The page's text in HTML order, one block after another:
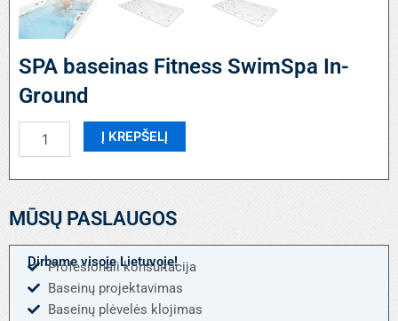
SPA baseinas Fitness SwimSpa In-
Ground
kiekis:
baseinas
SwimSpa
Ground
Į KREPŠELĮ
MŪSŲ PASLAUGOS
Dirbame visoje Lietuvoje!
Profesionali konsultacija
Baseinų projektavimas
Baseinų plėvelės klojimas